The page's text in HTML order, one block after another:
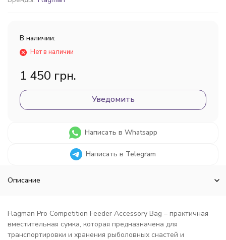
В наличии:
Нет в наличии
1 450 грн.
Уведомить
Написать в Whatsapp
Написать в Telegram
Описание
Flagman Pro Competition Feeder Accessory Bag – практичная
вместительная сумка, которая предназначена для
транспортировки и хранения рыболовных снастей и